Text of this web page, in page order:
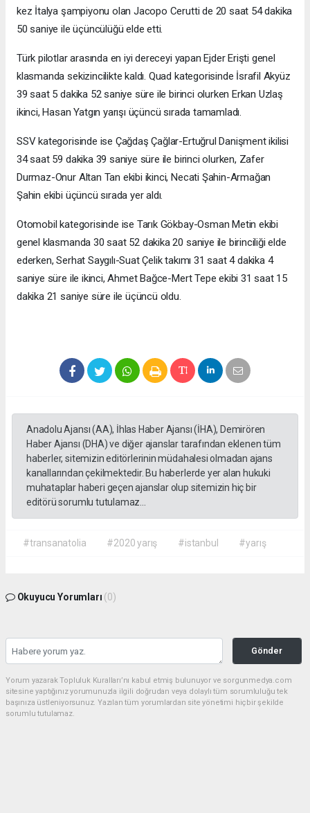
kez İtalya şampiyonu olan Jacopo Cerutti de 20 saat 54 dakika
50 saniye ile üçüncülüğü elde etti.
Türk pilotlar arasında en iyi dereceyi yapan Ejder Erişti genel
klasmanda sekizincilikte kaldı. Quad kategorisinde İsrafil Akyüz
39 saat 5 dakika 52 saniye süre ile birinci olurken Erkan Uzlaş
ikinci, Hasan Yatgın yarışı üçüncü sırada tamamladı.
SSV kategorisinde ise Çağdaş Çağlar-Ertuğrul Danişment ikilisi
34 saat 59 dakika 39 saniye süre ile birinci olurken, Zafer
Durmaz-Onur Altan Tan ekibi ikinci, Necati Şahin-Armağan
Şahin ekibi üçüncü sırada yer aldı.
Otomobil kategorisinde ise Tarık Gökbay-Osman Metin ekibi
genel klasmanda 30 saat 52 dakika 20 saniye ile birinciliği elde
ederken, Serhat Saygılı-Suat Çelik takımı 31 saat 4 dakika 4
saniye süre ile ikinci, Ahmet Bağce-Mert Tepe ekibi 31 saat 15
dakika 21 saniye süre ile üçüncü oldu.
Anadolu Ajansı (AA), İhlas Haber Ajansı (İHA), Demirören
Haber Ajansı (DHA) ve diğer ajanslar tarafından eklenen tüm
haberler, sitemizin editörlerinin müdahalesi olmadan ajans
kanallarından çekilmektedir. Bu haberlerde yer alan hukuki
muhataplar haberi geçen ajanslar olup sitemizin hiç bir
editörü sorumlu tutulamaz...
#transanatolia #2020 yarış #istanbul #yarış
Okuyucu Yorumları (0)
Gönder
Yorum yazarak Topluluk Kuralları’nı kabul etmiş bulunuyor ve sorgunmedya.com
sitesine yaptığınız yorumunuzla ilgili doğrudan veya dolaylı tüm sorumluluğu tek
başınıza üstleniyorsunuz. Yazılan tüm yorumlardan site yönetimi hiçbir şekilde
sorumlu tutulamaz.